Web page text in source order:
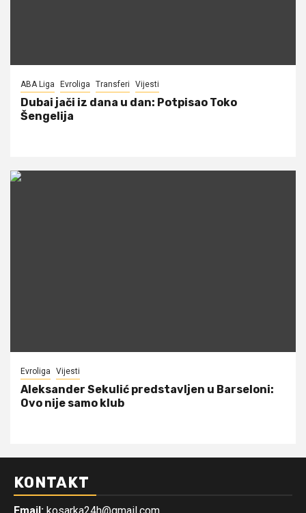
ABA Liga Evroliga Transferi Vijesti
Dubai jači iz dana u dan: Potpisao Toko
Šengelija
Evroliga Vijesti
Aleksander Sekulić predstavljen u Barseloni:
Ovo nije samo klub
KONTAKT